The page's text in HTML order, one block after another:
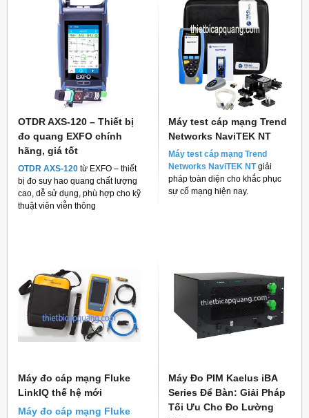
OTDR AXS-120 – Thiết bị
đo quang EXFO chính
hãng, giá tốt
OTDR AXS-120 từ EXFO – thiết
bị đo suy hao quang chất lượng
cao, dễ sử dụng, phù hợp cho kỹ
thuật viên viễn thông
Máy test cáp mạng Trend
Networks NaviTEK NT
Máy test cáp mạng Trend
Networks NaviTEK NT giải
pháp toàn diện cho khắc phục
sự cố mạng hiện nay.
Máy đo cáp mạng Fluke
LinkIQ thế hệ mới
Máy đo cáp mạng Fluke
Máy Đo PIM Kaelus iBA
Series Để Bàn: Giải Pháp
Tối Ưu Cho Đo Lường